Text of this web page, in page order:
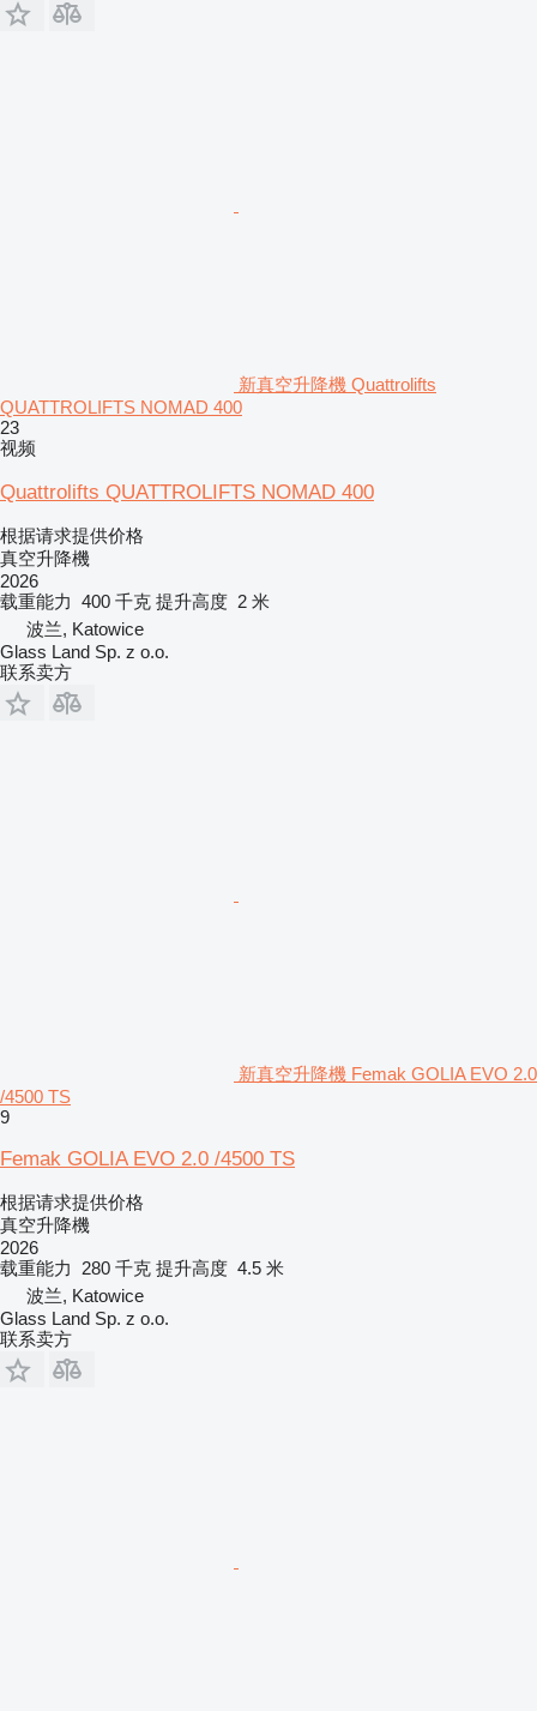
新真空升降機 Quattrolifts
QUATTROLIFTS NOMAD 400
23
视频
Quattrolifts QUATTROLIFTS NOMAD 400
根据请求提供价格
真空升降機
2026
载重能力 400 千克 提升高度 2 米
波兰, Katowice
Glass Land Sp. z o.o.
联系卖方
新真空升降機 Femak GOLIA EVO 2.0
/4500 TS
9
Femak GOLIA EVO 2.0 /4500 TS
根据请求提供价格
真空升降機
2026
载重能力
280 千克 提升高度 4.5 米
波兰, Katowice
Glass Land Sp. z o.o.
联系卖方